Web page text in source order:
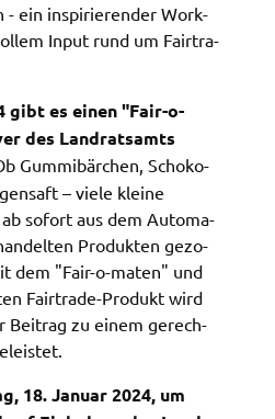
- ein inspi­rie­ren­der Work­
Input rund um Fair­tra­
gibt es einen "Fair-o-
des Land­rats­amts
Gummi­bär­chen, Scho­ko­
– viele klei­ne
ab sofort aus dem Auto­ma­
Produk­ten gezo­
dem "Fair-o-maten" und
Fair­tra­de-Produkt wird
Beitrag zu einem gerech­
18. Janu­ar 2024, um